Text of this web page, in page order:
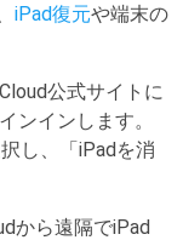
iPad復元や端末の
公式サイトに
ンインします。
し、「iPadを消
から遠隔でiPad